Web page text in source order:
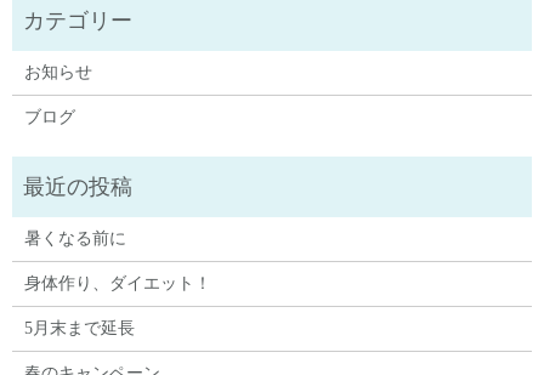
お知らせ
ブログ
暑くなる前に
身体作り、ダイエット！
5月末まで延長